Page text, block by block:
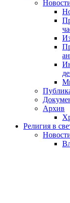
Архив
Религия в